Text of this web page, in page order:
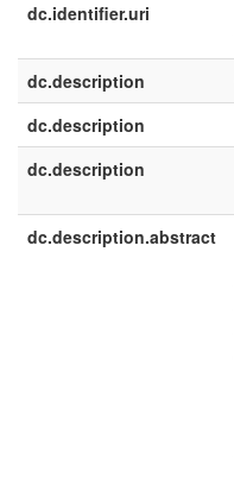
dc.identifier.uri
dc.description
dc.description
dc.description
dc.description.abstract